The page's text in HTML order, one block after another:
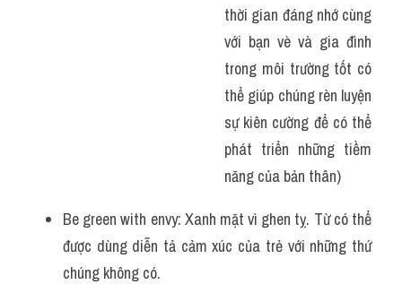
thời gian đáng nhớ cùng
với bạn vè và gia đình
trong môi trường tốt có
thể giúp chúng rèn luyện
sự kiên cường để có thể
phát triển những tiềm
năng của bản thân)
Be green with envy: Xanh mặt vì ghen tỵ. Từ có thể
được dùng diễn tả cảm xúc của trẻ với những thứ
chúng không có.